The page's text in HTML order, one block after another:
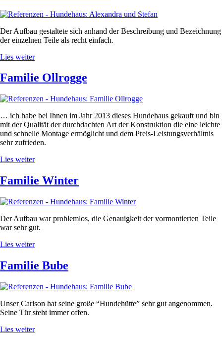
Der Aufbau gestaltete sich anhand der Beschreibung und Bezeichnung
der einzelnen Teile als recht einfach.
Lies weiter
Familie Ollrogge
… ich habe bei Ihnen im Jahr 2013 dieses Hundehaus gekauft und bin
mit der Qualität der durchdachten Art der Konstruktion die eine leichte
und schnelle Montage ermöglicht und dem Preis-Leistungsverhältnis
sehr zufrieden.
Lies weiter
Familie Winter
Der Aufbau war problemlos, die Genauigkeit der vormontierten Teile
war sehr gut.
Lies weiter
Familie Bube
Unser Carlson hat seine große “Hundehütte” sehr gut angenommen.
Seine Tür steht immer offen.
Lies weiter